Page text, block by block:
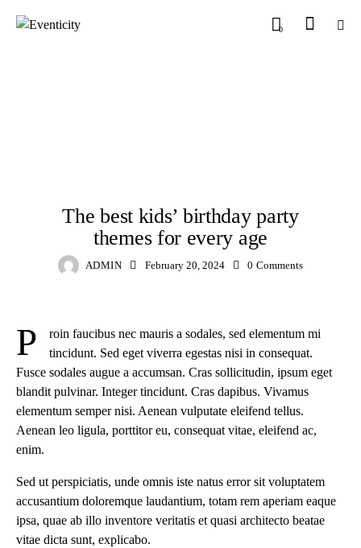
0
The best kids’ birthday party
themes for every age
ADMIN February 20, 2024 0 Comments
P
roin faucibus nec mauris a sodales, sed elementum mi
tincidunt. Sed eget viverra egestas nisi in consequat.
Fusce sodales augue a accumsan. Cras sollicitudin, ipsum eget
blandit pulvinar. Integer tincidunt. Cras dapibus. Vivamus
elementum semper nisi. Aenean vulputate eleifend tellus.
Aenean leo ligula, porttitor eu, consequat vitae, eleifend ac,
enim.
Sed ut perspiciatis, unde omnis iste natus error sit voluptatem
accusantium doloremque laudantium, totam rem aperiam eaque
ipsa, quae ab illo inventore veritatis et quasi architecto beatae
vitae dicta sunt, explicabo.